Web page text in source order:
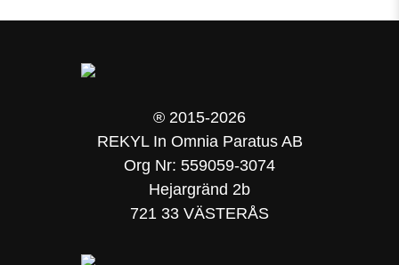
® 2015-2026
REKYL In Omnia Paratus AB
Org Nr: 559059-3074
Hejargränd 2b
721 33 VÄSTERÅS